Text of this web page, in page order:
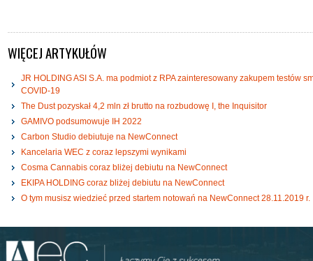
WIĘCEJ ARTYKUŁÓW
JR HOLDING ASI S.A. ma podmiot z RPA zainteresowany zakupem testów
COVID-19
The Dust pozyskał 4,2 mln zł brutto na rozbudowę I, the Inquisitor
GAMIVO podsumowuje IH 2022
Carbon Studio debiutuje na NewConnect
Kancelaria WEC z coraz lepszymi wynikami
Cosma Cannabis coraz bliżej debiutu na NewConnect
EKIPA HOLDING coraz bliżej debiutu na NewConnect
O tym musisz wiedzieć przed startem notowań na NewConnect 28.11.2019 r.